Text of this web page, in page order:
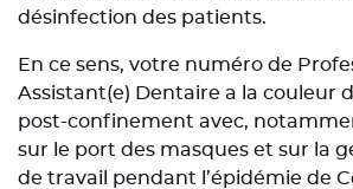
désinfection des patients.
En ce sens, votre numéro de
Assistant(e) Dentaire a la couleur
post-confinement avec,
sur le port des masques et sur la
de travail pendant l’épidémie de